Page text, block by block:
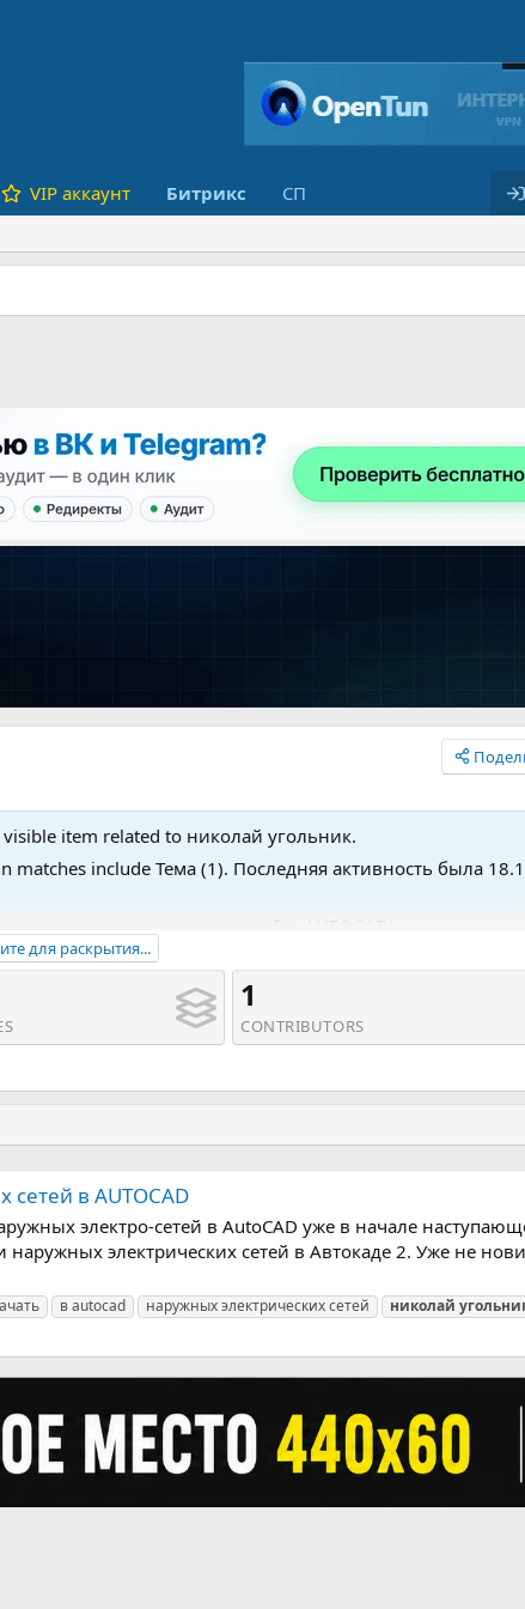
VIP аккаунт Битрикс СП
item related to николай угольник.
include Тема (1). Последняя активность была
электрических сетей в AUTOCAD'.
для раскрытия...
1
CONTRIBUTORS
в AUTOCAD
электро-сетей в AutoCAD уже в начале
электрических сетей в Автокаде 2. Уже не
в autocad наружных электрических сетей николай